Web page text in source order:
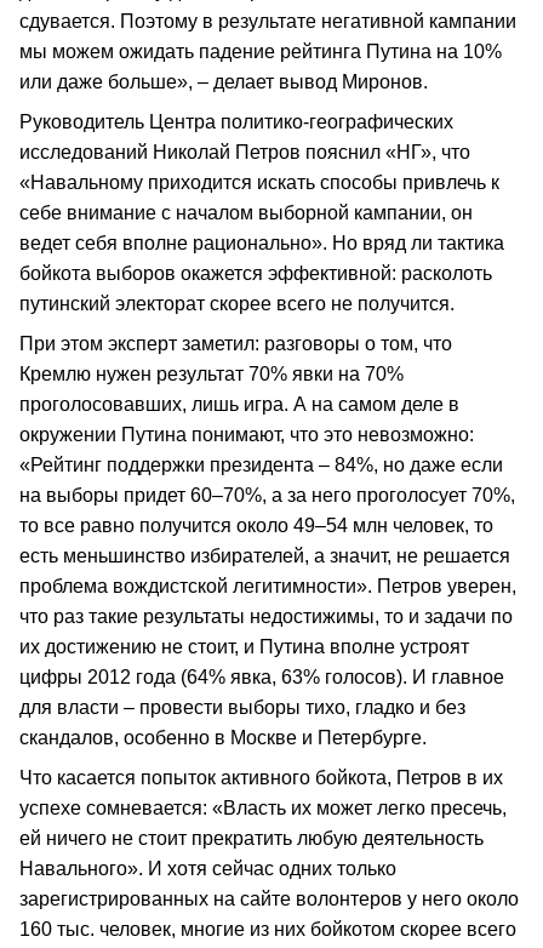
сдувается. Поэтому в результате негативной кампании
мы можем ожидать падение рейтинга Путина на 10%
или даже больше», – делает вывод Миронов.
Руководитель Центра политико-географических
исследований Николай Петров пояснил «НГ», что
«Навальному приходится искать способы привлечь к
себе внимание с началом выборной кампании, он
ведет себя вполне рационально». Но вряд ли тактика
бойкота выборов окажется эффективной: расколоть
путинский электорат скорее всего не получится.
При этом эксперт заметил: разговоры о том, что
Кремлю нужен результат 70% явки на 70%
проголосовавших, лишь игра. А на самом деле в
окружении Путина понимают, что это невозможно:
«Рейтинг поддержки президента – 84%, но даже если
на выборы придет 60–70%, а за него проголосует 70%,
то все равно получится около 49–54 млн человек, то
есть меньшинство избирателей, а значит, не решается
проблема вождистской легитимности». Петров уверен,
что раз такие результаты недостижимы, то и задачи по
их достижению не стоит, и Путина вполне устроят
цифры 2012 года (64% явка, 63% голосов). И главное
для власти – провести выборы тихо, гладко и без
скандалов, особенно в Москве и Петербурге.
Что касается попыток активного бойкота, Петров в их
успехе сомневается: «Власть их может легко пресечь,
ей ничего не стоит прекратить любую деятельность
Навального». И хотя сейчас одних только
зарегистрированных на сайте волонтеров у него около
160 тыс. человек, многие из них бойкотом скорее всего